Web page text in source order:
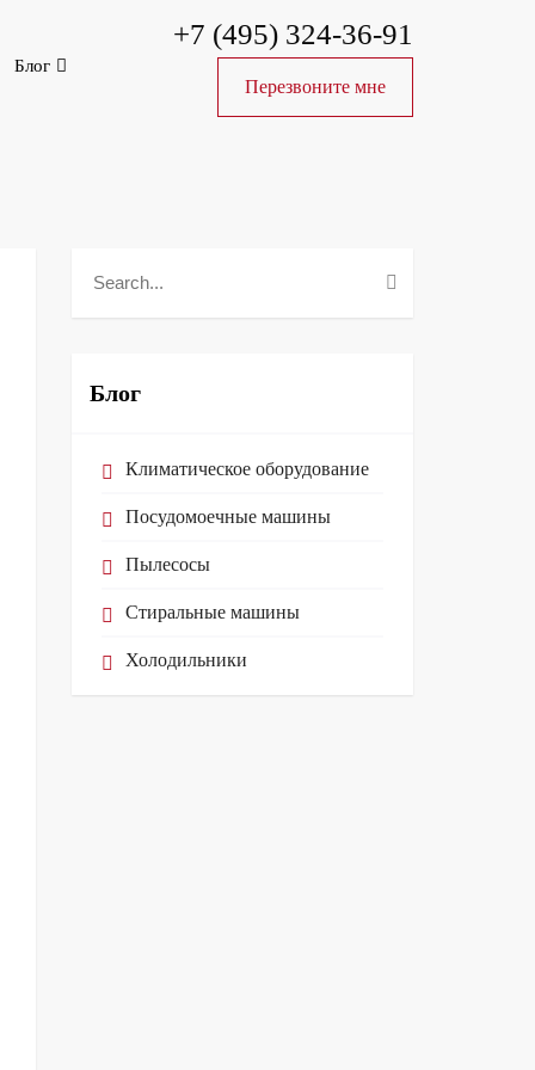
Блог
+7 (495) 324-36-91
Перезвоните мне
Блог
Климатическое оборудование
Посудомоечные машины
Пылесосы
Стиральные машины
Холодильники